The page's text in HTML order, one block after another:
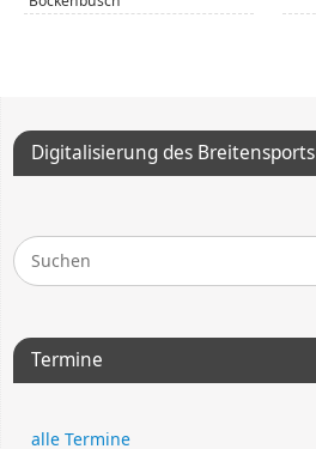
Digitalisierung des Breitensports
Termine
alle Termine